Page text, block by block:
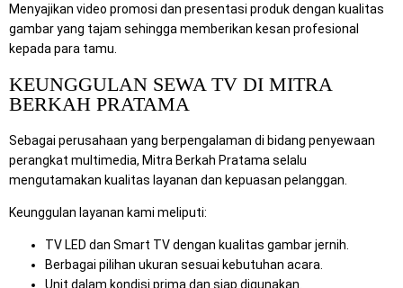
Menyajikan video promosi dan presentasi produk dengan kualitas
gambar yang tajam sehingga memberikan kesan profesional
kepada para tamu.
KEUNGGULAN SEWA TV DI MITRA
BERKAH PRATAMA
Sebagai perusahaan yang berpengalaman di bidang penyewaan
perangkat multimedia, Mitra Berkah Pratama selalu
mengutamakan kualitas layanan dan kepuasan pelanggan.
Keunggulan layanan kami meliputi:
TV LED dan Smart TV dengan kualitas gambar jernih.
Berbagai pilihan ukuran sesuai kebutuhan acara.
Unit dalam kondisi prima dan siap digunakan.